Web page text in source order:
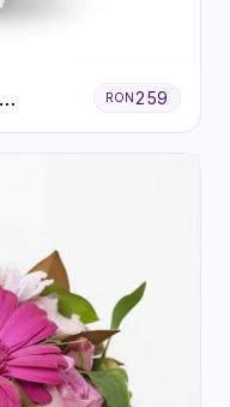
RON 259